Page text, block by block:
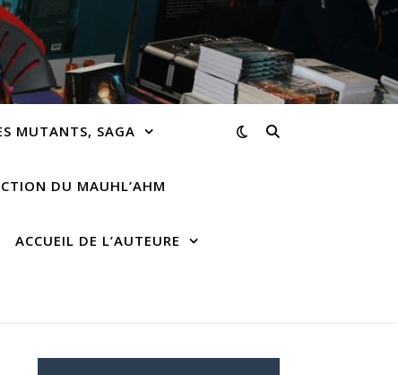
MUTANTS, SAGA
DU MAUHL’AHM
ACCUEIL DE L’AUTEURE